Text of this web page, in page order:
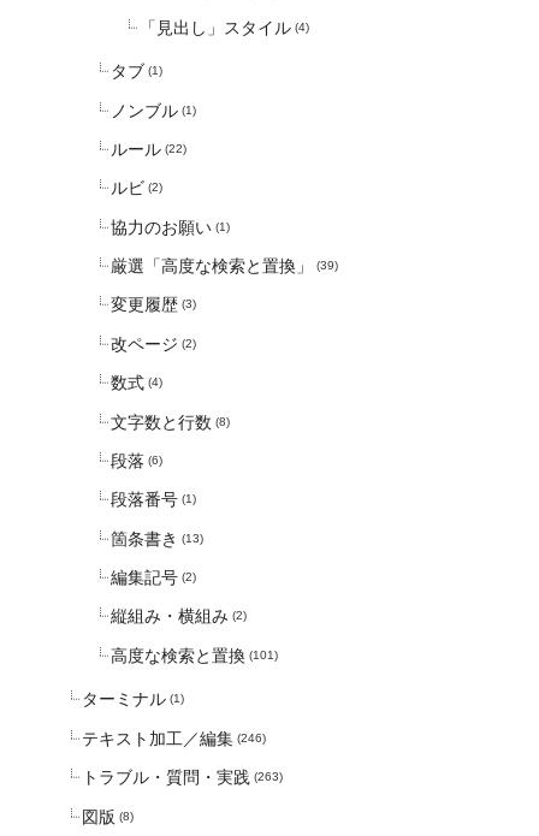
「見出し」スタイル (4)
タブ (1)
ノンブル (1)
ルール (22)
ルビ (2)
協力のお願い (1)
厳選「高度な検索と置換」 (39)
変更履歴 (3)
改ページ (2)
数式 (4)
文字数と行数 (8)
段落 (6)
段落番号 (1)
箇条書き (13)
編集記号 (2)
縦組み・横組み (2)
高度な検索と置換 (101)
ターミナル (1)
テキスト加工／編集 (246)
トラブル・質問・実践 (263)
図版 (8)